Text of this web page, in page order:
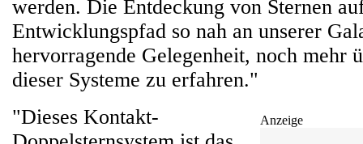
werden. Die Entdeckung von Sternen
Entwicklungspfad so nah an unserer
hervorragende Gelegenheit, noch mehr
dieser Systeme zu erfahren."
Anzeige
"Dieses Kontakt-